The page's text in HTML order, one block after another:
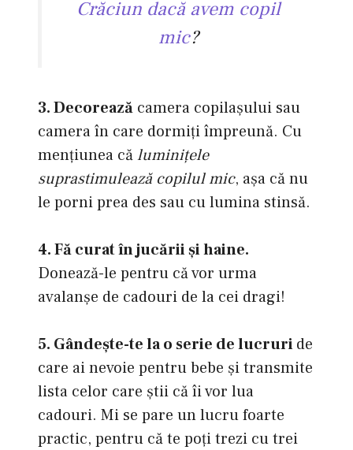
Crăciun dacă avem copil
mic?
3. Decorează camera copilaşului sau
camera în care dormiţi împreună. Cu
menţiunea căluminiţele
suprastimulează copilul mic, aşa că nu
le porni prea des sau cu lumina stinsă.
4. Fă curat în jucării şi haine.
Donează-le pentru că vor urma
avalanşe de cadouri de la cei dragi!
5. Gândeşte-te la o serie de lucruride
care ai nevoie pentru bebe şi transmite
lista celor care ştii că îi vor lua
cadouri. Mi se pare un lucru foarte
practic, pentru că te poţi trezi cu trei